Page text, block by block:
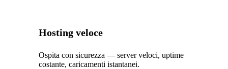
Hosting veloce
Ospita con sicurezza — server veloci, uptime
costante, caricamenti istantanei.